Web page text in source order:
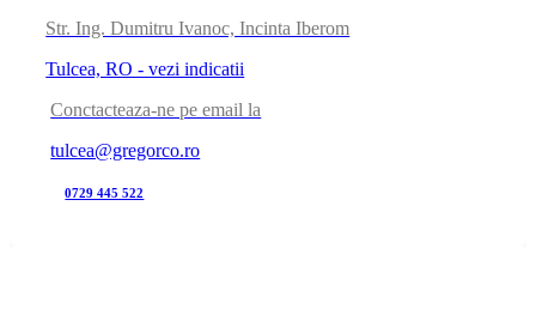
Str. Ing. Dumitru Ivanoc, Incinta Iberom
Tulcea, RO - vezi indicatii
Conctacteaza-ne pe email la
tulcea@gregorco.ro
0729 445 522